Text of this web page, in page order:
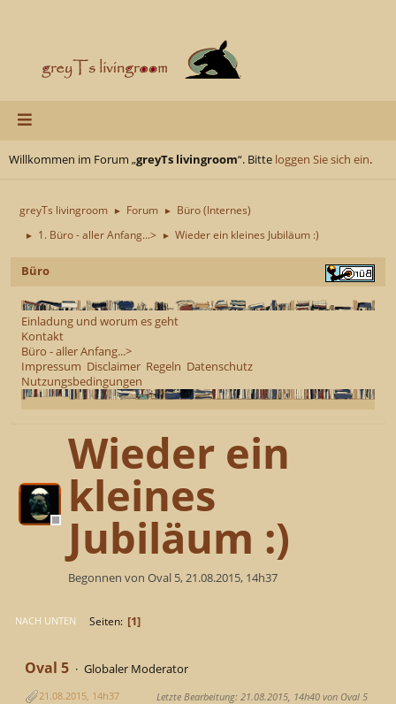
Willkommen im Forum „greyTs livingroom“. Bitte loggen Sie sich ein.
greyTs livingroom ► Forum ► Büro (Internes)
► 1. Büro - aller Anfang...> ► Wieder ein kleines Jubiläum :)
Büro
Einladung und worum es geht
Kontakt
Büro - aller Anfang...>
Impressum Disclaimer Regeln Datenschutz
Nutzungsbedingungen
Wieder ein
kleines
Jubiläum :)
Begonnen von Oval 5, 21.08.2015, 14h37
NACH UNTEN Seiten 1
Oval 5 Globaler Moderator
21.08.2015, 14h37 Letzte Bearbeitung: 21.08.2015, 14h40 von Oval 5